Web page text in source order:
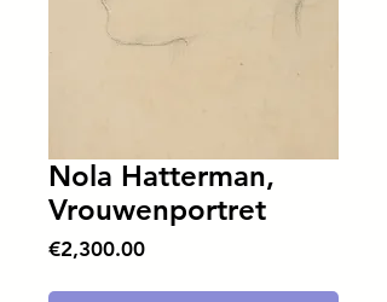
Nola Hatterman,
Vrouwenportret
€2,300.00Price